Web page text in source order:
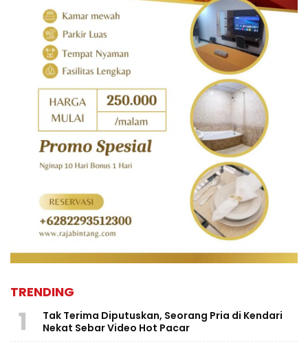
TRENDING
1
Tak Terima Diputuskan, Seorang Pria di Kendari
Nekat Sebar Video Hot Pacar